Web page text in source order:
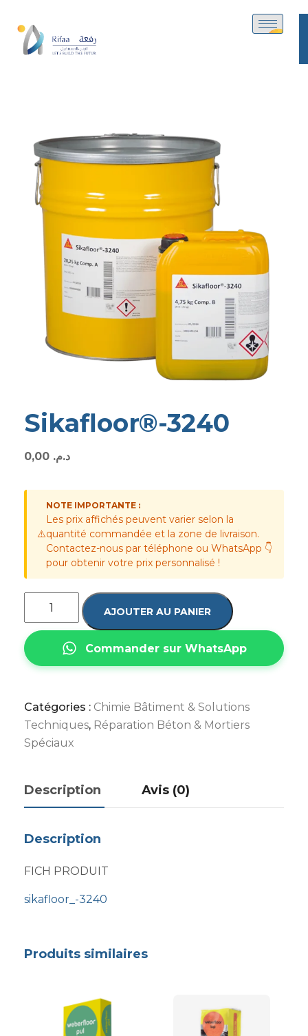
Sikafloor®-3240
د.م.
⚠️
NOTE IMPORTANTE :
Les prix affichés peuvent varier selon la
quantité commandée et la zone de livraison.
Contactez-nous par téléphone ou WhatsApp 👇
pour obtenir votre prix personnalisé !
AJOUTER AU PANIER
Commander sur WhatsApp
Catégories : Chimie Bâtiment & Solutions
Techniques, Réparation Béton & Mortiers
Spéciaux
Description Avis (0)
Description
FICH PRODUIT
sikafloor_-3240
Produits similaires